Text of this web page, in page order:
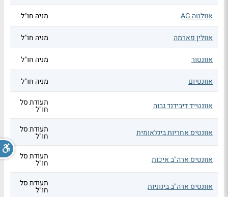
אוולטה AG מניה חו"ל
אוולין פארמה מניה חו"ל
אוונטור מניה חו"ל
אוונטיום מניה חו"ל
אוונטייד דיבידנד גבוה תעודת סל
חו"ל
אוונטיס אחריות בינלאומית תעודת סל
חו"ל
אוונטיס ארה"ב איכות תעודת סל
חו"ל
אוונטיס ארה"ב בינוניות תעודת סל
חו"ל